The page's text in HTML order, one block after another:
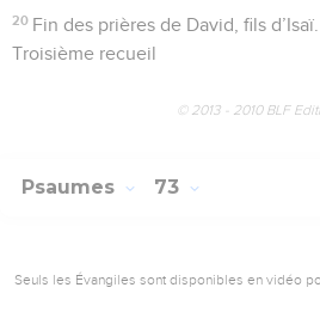
20 Fin des prières de David, fils
Troisième recueil
© 2013 - 2010 BLF
Psaumes 73
Seuls les Évangiles sont disponibles en vidéo